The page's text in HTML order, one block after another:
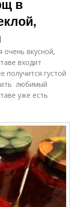
в
очень вкусной,
входит
получится густой
любимый
уже есть